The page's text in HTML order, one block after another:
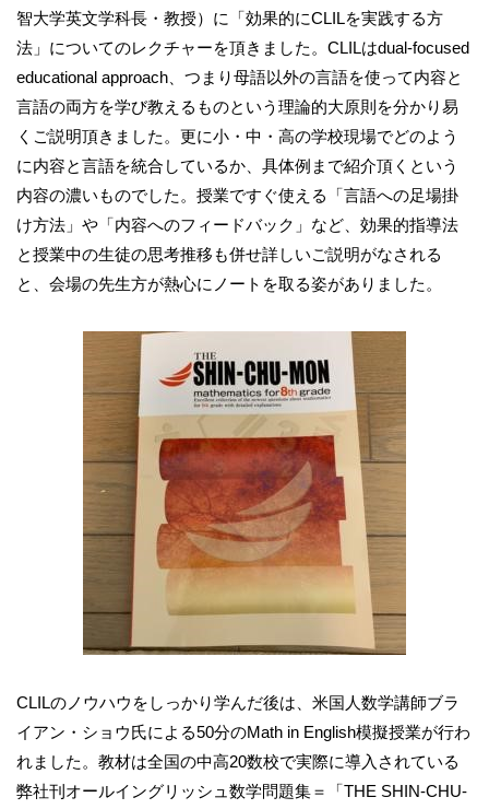
智大学英文学科長・教授）に「効果的にCLILを実践する方
法」についてのレクチャーを頂きました。CLILはdual-focused
educational approach、つまり母語以外の言語を使って内容と
言語の両方を学び教えるものという理論的大原則を分かり易
くご説明頂きました。更に小・中・高の学校現場でどのよう
に内容と言語を統合しているか、具体例まで紹介頂くという
内容の濃いものでした。授業ですぐ使える「言語への足場掛
け方法」や「内容へのフィードバック」など、効果的指導法
と授業中の生徒の思考推移も併せ詳しいご説明がなされる
と、会場の先生方が熱心にノートを取る姿がありました。
CLILのノウハウをしっかり学んだ後は、米国人数学講師ブラ
イアン・ショウ氏による50分のMath in English模擬授業が行わ
れました。教材は全国の中高20数校で実際に導入されている
弊社刊オールイングリッシュ数学問題集＝「THE SHIN-CHU-